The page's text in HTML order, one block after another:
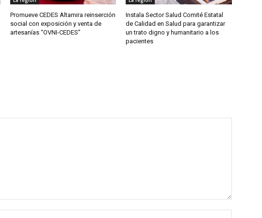
Promueve CEDES Altamira reinserción
social con exposición y venta de
artesanías “OVNI-CEDES”
Instala Sector Salud Comité Estatal
de Calidad en Salud para garantizar
un trato digno y humanitario a los
pacientes